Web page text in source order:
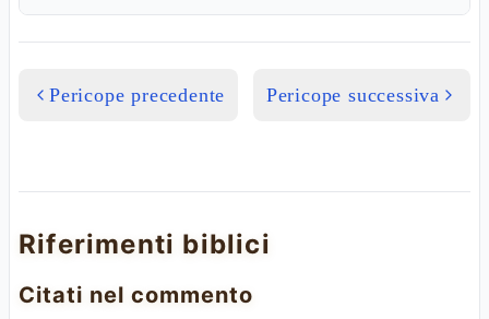
Pericope precedente Pericope successiva
Riferimenti biblici
Citati nel commento